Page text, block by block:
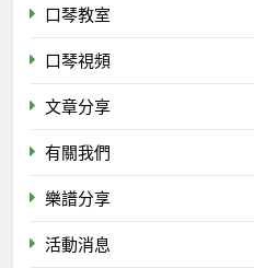
口琴教室
口琴視頻
文章分享
有關我們
樂譜分享
活動消息